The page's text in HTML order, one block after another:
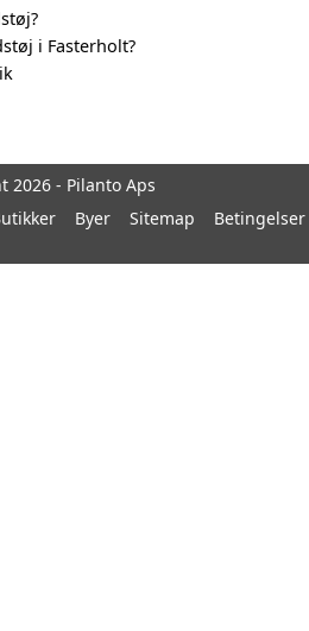
i Fasterholt?
2026 - Pilanto Aps
Byer Sitemap Betingelser